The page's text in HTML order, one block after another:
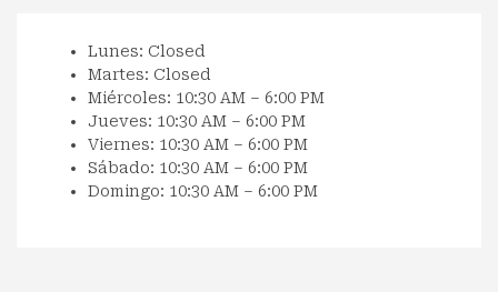
Lunes: Closed
Martes: Closed
Miércoles: 10:30 AM – 6:00 PM
Jueves: 10:30 AM – 6:00 PM
Viernes: 10:30 AM – 6:00 PM
Sábado: 10:30 AM – 6:00 PM
Domingo: 10:30 AM – 6:00 PM